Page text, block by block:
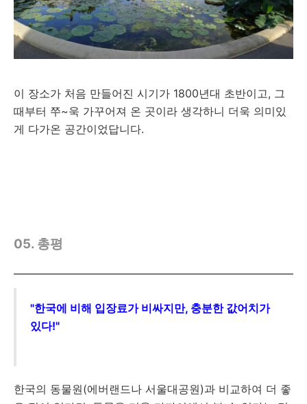
이 장소가 처음 만들어진 시기가 1800년대 초반이고, 그
때부터 쭈~욱 가꾸어져 온 곳이라 생각하니 더욱 의미있
게 다가온 공간이었답니다.
05. 총평
"한국에 비해 입장료가 비싸지만, 충분한 값어치가
있다!"
한국의 동물원(에버랜드나 서울대공원)과 비교하여 더 좋